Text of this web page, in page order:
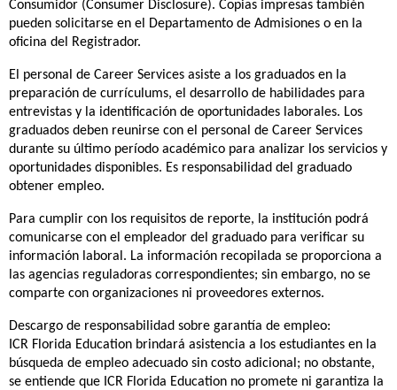
Consumidor (Consumer Disclosure). Copias impresas también
pueden solicitarse en el Departamento de Admisiones o en la
oficina del Registrador.
El personal de Career Services asiste a los graduados en la
preparación de currículums, el desarrollo de habilidades para
entrevistas y la identificación de oportunidades laborales. Los
graduados deben reunirse con el personal de Career Services
durante su último período académico para analizar los servicios y
oportunidades disponibles. Es responsabilidad del graduado
obtener empleo.
Para cumplir con los requisitos de reporte, la institución podrá
comunicarse con el empleador del graduado para verificar su
información laboral. La información recopilada se proporciona a
las agencias reguladoras correspondientes; sin embargo, no se
comparte con organizaciones ni proveedores externos.
Descargo de responsabilidad sobre garantía de empleo:
ICR Florida Education brindará asistencia a los estudiantes en la
búsqueda de empleo adecuado sin costo adicional; no obstante,
se entiende que ICR Florida Education no promete ni garantiza la